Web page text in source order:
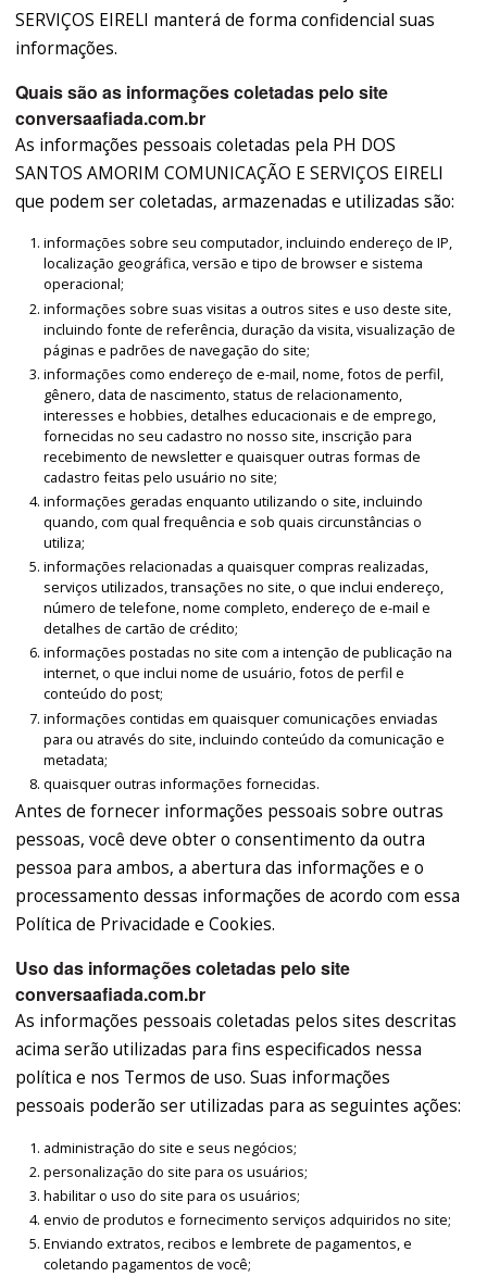
SERVIÇOS EIRELI manterá de forma confidencial suas
informações.
Quais são as informações coletadas pelo site
conversaafiada.com.br
As informações pessoais coletadas pela PH DOS
SANTOS AMORIM COMUNICAÇÃO E SERVIÇOS EIRELI
que podem ser coletadas, armazenadas e utilizadas são:
informações sobre seu computador, incluindo endereço de IP,
localização geográfica, versão e tipo de browser e sistema
operacional;
informações sobre suas visitas a outros sites e uso deste site,
incluindo fonte de referência, duração da visita, visualização de
páginas e padrões de navegação do site;
informações como endereço de e-mail, nome, fotos de perfil,
gênero, data de nascimento, status de relacionamento,
interesses e hobbies, detalhes educacionais e de emprego,
fornecidas no seu cadastro no nosso site, inscrição para
recebimento de newsletter e quaisquer outras formas de
cadastro feitas pelo usuário no site;
informações geradas enquanto utilizando o site, incluindo
quando, com qual frequência e sob quais circunstâncias o
utiliza;
informações relacionadas a quaisquer compras realizadas,
serviços utilizados, transações no site, o que inclui endereço,
número de telefone, nome completo, endereço de e-mail e
detalhes de cartão de crédito;
informações postadas no site com a intenção de publicação na
internet, o que inclui nome de usuário, fotos de perfil e
conteúdo do post;
informações contidas em quaisquer comunicações enviadas
para ou através do site, incluindo conteúdo da comunicação e
metadata;
quaisquer outras informações fornecidas.
Antes de fornecer informações pessoais sobre outras
pessoas, você deve obter o consentimento da outra
pessoa para ambos, a abertura das informações e o
processamento dessas informações de acordo com essa
Política de Privacidade e Cookies.
Uso das informações coletadas pelo site
conversaafiada.com.br
As informações pessoais coletadas pelos sites descritas
acima serão utilizadas para fins especificados nessa
política e nos Termos de uso. Suas informações
pessoais poderão ser utilizadas para as seguintes ações:
administração do site e seus negócios;
personalização do site para os usuários;
habilitar o uso do site para os usuários;
envio de produtos e fornecimento serviços adquiridos no site;
Enviando extratos, recibos e lembrete de pagamentos, e
coletando pagamentos de você;